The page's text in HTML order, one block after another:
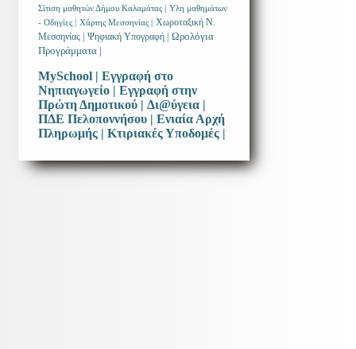
Σίτιση μαθητών Δήμου Καλαμάτας |
Υλη μαθημάτων
- Οδηγίες |
Χάρτης Μεσσηνίας |
Χωροταξική Ν.
Μεσσηνίας |
Ψηφιακή Υπογραφή |
Ωρολόγια
Προγράμματα |
MySchool | Εγγραφή στο
Νηπιαγωγείο | Εγγραφή στην
Πρώτη Δημοτικού | Δι@ύγεια |
ΠΔΕ Πελοποννήσου | Ενιαία Αρχή
Πληρωμής | Κτιριακές Υποδομές |